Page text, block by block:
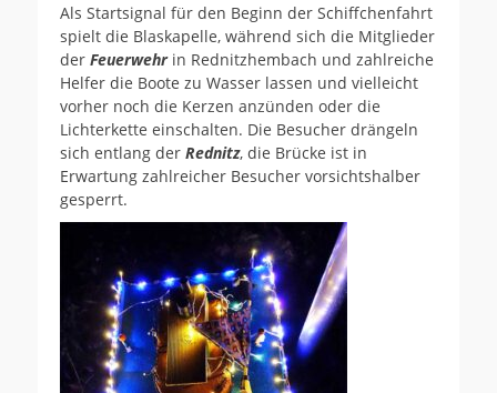
Als Startsignal für den Beginn der Schiffchenfahrt
spielt die Blaskapelle, während sich die Mitglieder
der Feuerwehrin Rednitzhembach und zahlreiche
Helfer die Boote zu Wasser lassen und vielleicht
vorher noch die Kerzen anzünden oder die
Lichterkette einschalten. Die Besucher drängeln
sich entlang der Rednitz, die Brücke ist in
Erwartung zahlreicher Besucher vorsichtshalber
gesperrt.